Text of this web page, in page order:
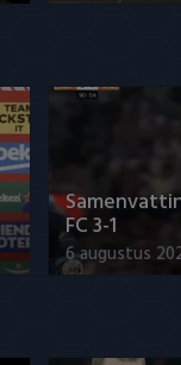
FC 3-1
6 augustus